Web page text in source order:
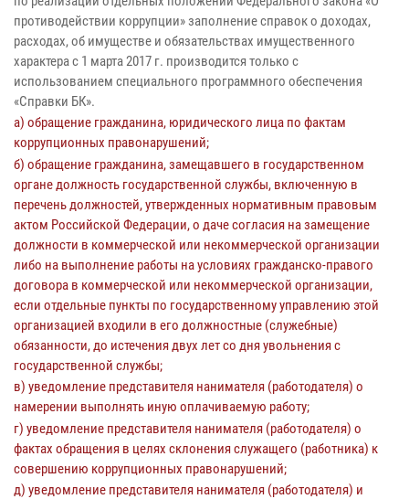
противодействии коррупции» заполнение справок о доходах,
расходах, об имуществе и обязательствах имущественного
характера с 1 марта 2017 г. производится только с
использованием специального программного обеспечения
«Справки БК».
а) обращение гражданина, юридического лица по фактам
коррупционных правонарушений;
б) обращение гражданина, замещавшего в государственном
органе должность государственной службы, включенную в
перечень должностей, утвержденных нормативным правовым
актом Российской Федерации, о даче согласия на замещение
должности в коммерческой или некоммерческой организации
либо на выполнение работы на условиях гражданско-правого
договора в коммерческой или некоммерческой организации,
если отдельные пункты по государственному управлению этой
организацией входили в его должностные (служебные)
обязанности, до истечения двух лет со дня увольнения с
государственной службы;
в) уведомление представителя нанимателя (работодателя) о
намерении выполнять иную оплачиваемую работу;
г) уведомление представителя нанимателя (работодателя) о
фактах обращения в целях склонения служащего (работника) к
совершению коррупционных правонарушений;
д) уведомление представителя нанимателя (работодателя) и